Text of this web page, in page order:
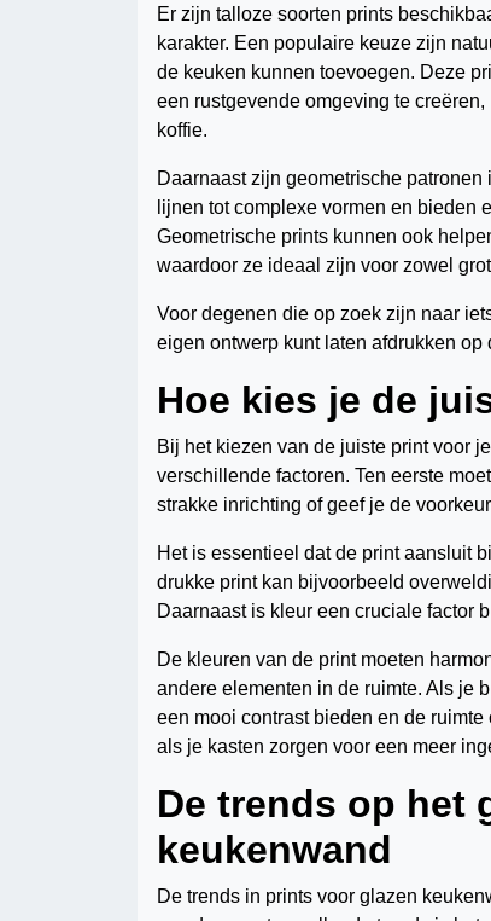
Er zijn talloze soorten prints
karakter. Een populaire keuze zijn
de keuken kunnen toevoegen. Deze
een rustgevende omgeving te
koffie.
Daarnaast zijn geometrische
lijnen tot complexe vormen en
Geometrische prints kunnen ook
waardoor ze ideaal zijn voor zowel
Voor degenen die op zoek zijn naar
eigen ontwerp kunt laten afdrukken op
Hoe kies je de
Bij het kiezen van de juiste print voor
verschillende factoren. Ten eerste
strakke inrichting of geef je de
Het is essentieel dat de print aansluit
drukke print kan bijvoorbeeld
Daarnaast is kleur een cruciale factor
De kleuren van de print moeten
andere elementen in de ruimte. Als je
een mooi contrast bieden en de
als je kasten zorgen voor een meer
De trends op het
keukenwand
De trends in prints voor glazen